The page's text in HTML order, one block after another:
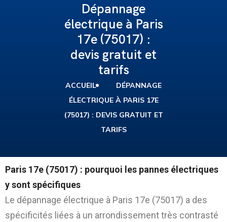
Dépannage
électrique à Paris
17e (75017) :
devis gratuit et
tarifs
ACCUEIL
DÉPANNAGE
ÉLECTRIQUE À PARIS 17E
(75017) : DEVIS GRATUIT ET
TARIFS
Paris 17e (75017) : pourquoi les pannes électriques
y sont spécifiques
Le dépannage électrique à Paris 17e (75017) a des
spécificités liées à un arrondissement très contrasté